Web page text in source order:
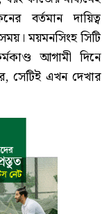
বর্তমান দায়িত্ব
ময়মনসিংহ সিটি
আগামী দিনে
সেটিই এখন দেখার